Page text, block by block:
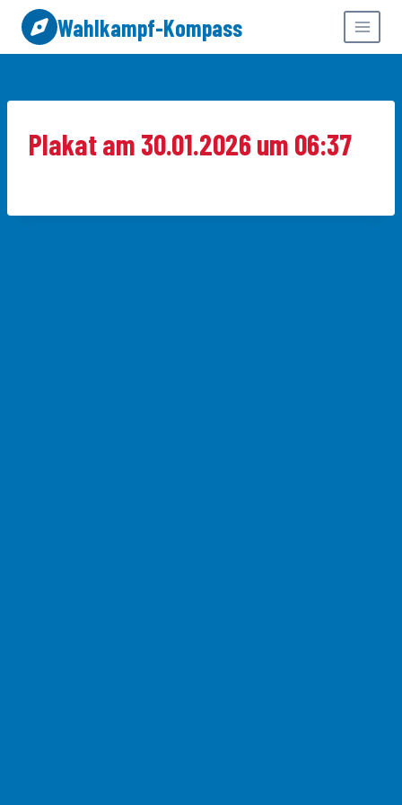
Zum
Inhalt
springen
Wahlkampf-Kompass
Plakat am 30.01.2026 um 06:37